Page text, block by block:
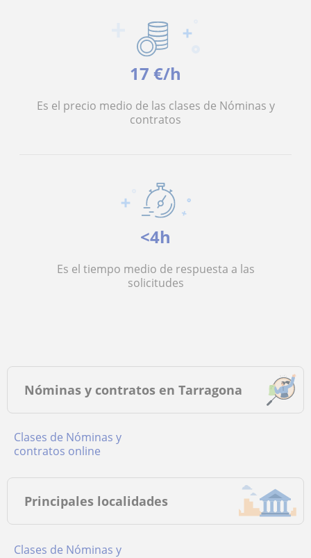
17 €/h
Es el precio medio de las clases de Nóminas y
contratos
<4h
Es el tiempo medio de respuesta a las
solicitudes
Nóminas y contratos en Tarragona
Clases de Nóminas y
contratos online
Principales localidades
Clases de Nóminas y